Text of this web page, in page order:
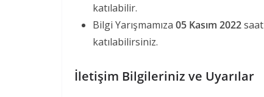
katılabilir.
Bilgi Yarışmamıza 05 Kasım 2022saat
katılabilirsiniz.
İletişim Bilgileriniz ve Uyarılar